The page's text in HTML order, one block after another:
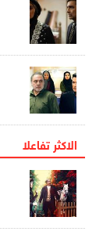
الاکثر تفاعلا